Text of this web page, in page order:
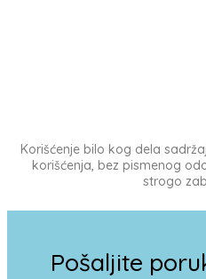
Korišćenje bilo kog dela
korišćenja, bez pismenog
strogo
Pošaljite